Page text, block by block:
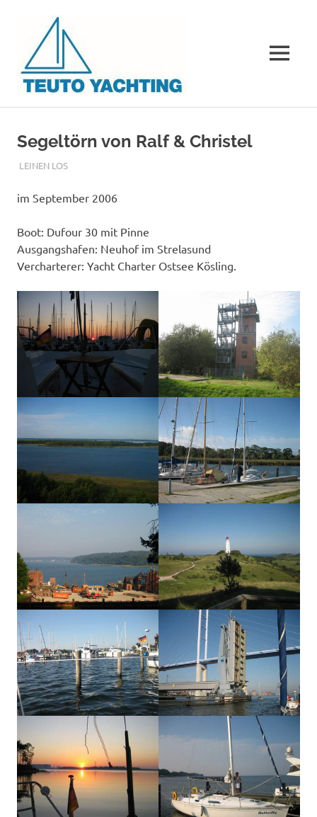
springen
Yachting
OWL
ohne
Bootshaus
MENÜ
Segeltörn von Ralf & Christel
SEPTEMBER 1, 2006
ADMIN
LEINEN LOS
im September 2006
Boot: Dufour 30 mit Pinne
Ausgangshafen: Neuhof im Strelasund
Vercharterer: Yacht Charter Ostsee Kösling.